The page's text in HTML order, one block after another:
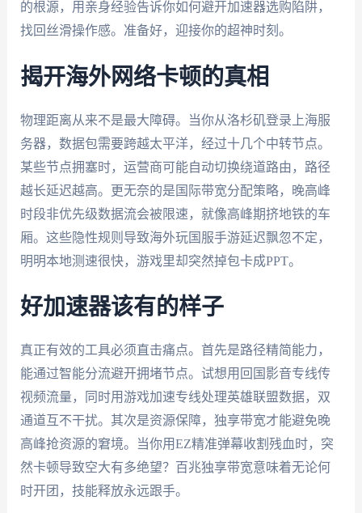
的根源，用亲身经验告诉你如何避开加速器选购陷阱，
找回丝滑操作感。准备好，迎接你的超神时刻。
揭开海外网络卡顿的真相
物理距离从来不是最大障碍。当你从洛杉矶登录上海服
务器，数据包需要跨越太平洋，经过十几个中转节点。
某些节点拥塞时，运营商可能自动切换绕道路由，路径
越长延迟越高。更无奈的是国际带宽分配策略，晚高峰
时段非优先级数据流会被限速，就像高峰期挤地铁的车
厢。这些隐性规则导致海外玩国服手游延迟飘忽不定，
明明本地测速很快，游戏里却突然掉包卡成PPT。
好加速器该有的样子
真正有效的工具必须直击痛点。首先是路径精简能力，
能通过智能分流避开拥堵节点。试想用回国影音专线传
视频流量，同时用游戏加速专线处理英雄联盟数据，双
通道互不干扰。其次是资源保障，独享带宽才能避免晚
高峰抢资源的窘境。当你用EZ精准弹幕收割残血时，突
然卡顿导致空大有多绝望？百兆独享带宽意味着无论何
时开团，技能释放永远跟手。